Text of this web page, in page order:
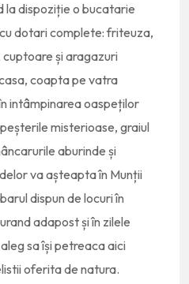
la dispoziție o bucatarie
dotari complete: friteuza,
și aragazuri
coapta pe vatra
intâmpinarea oaspeților
misterioase, graiul
aburinde și
va așteapta în Munții
dispun de locuri în
adapost și în zilele
sa își petreaca aici
oferita de natura.